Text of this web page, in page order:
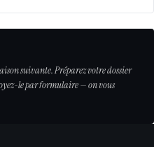
suivante. Préparez votre dossier
le par formulaire — on vous